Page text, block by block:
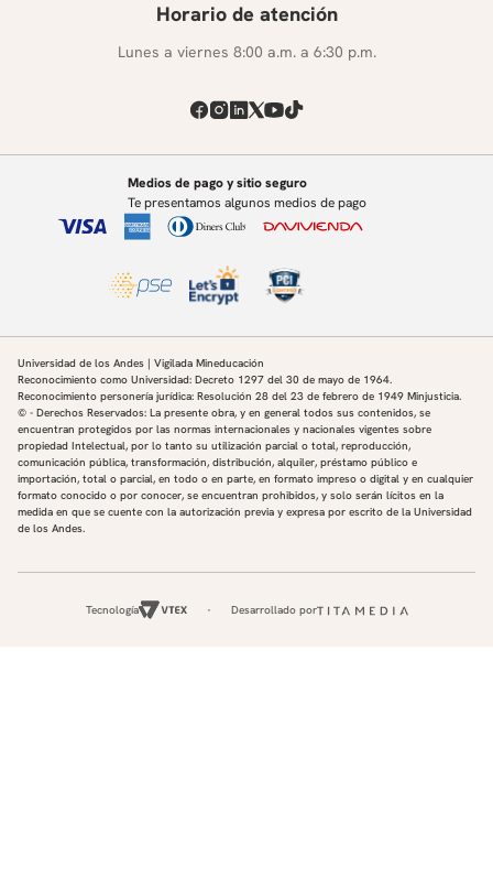
Horario de atención
Lunes a viernes 8:00 a.m. a 6:30 p.m.
Medios de pago y sitio seguro
Te presentamos algunos medios de pago
Universidad de los Andes | Vigilada Mineducación
Reconocimiento como Universidad: Decreto 1297 del 30 de mayo de 1964.
Reconocimiento personería jurídica: Resolución 28 del 23 de febrero de 1949 Minjusticia.
© - Derechos Reservados: La presente obra, y en general todos sus contenidos, se
encuentran protegidos por las normas internacionales y nacionales vigentes sobre
propiedad Intelectual, por lo tanto su utilización parcial o total, reproducción,
comunicación pública, transformación, distribución, alquiler, préstamo público e
importación, total o parcial, en todo o en parte, en formato impreso o digital y en cualquier
formato conocido o por conocer, se encuentran prohibidos, y solo serán lícitos en la
medida en que se cuente con la autorización previa y expresa por escrito de la Universidad
de los Andes.
Tecnología Desarrollado por